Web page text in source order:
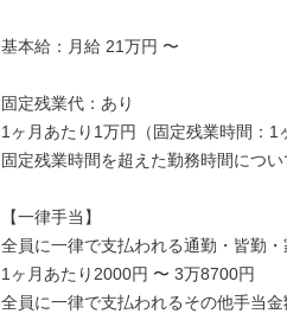
基本給：月給 21万円 〜
固定残業代：あり
1ヶ月あたり1万円（固定残業時間：1
固定残業時間を超えた勤務時間につ
【一律手当】
全員に一律で支払われる通勤・皆勤
1ヶ月あたり2000円 〜 3万8700円
全員に一律で支払われるその他手当金